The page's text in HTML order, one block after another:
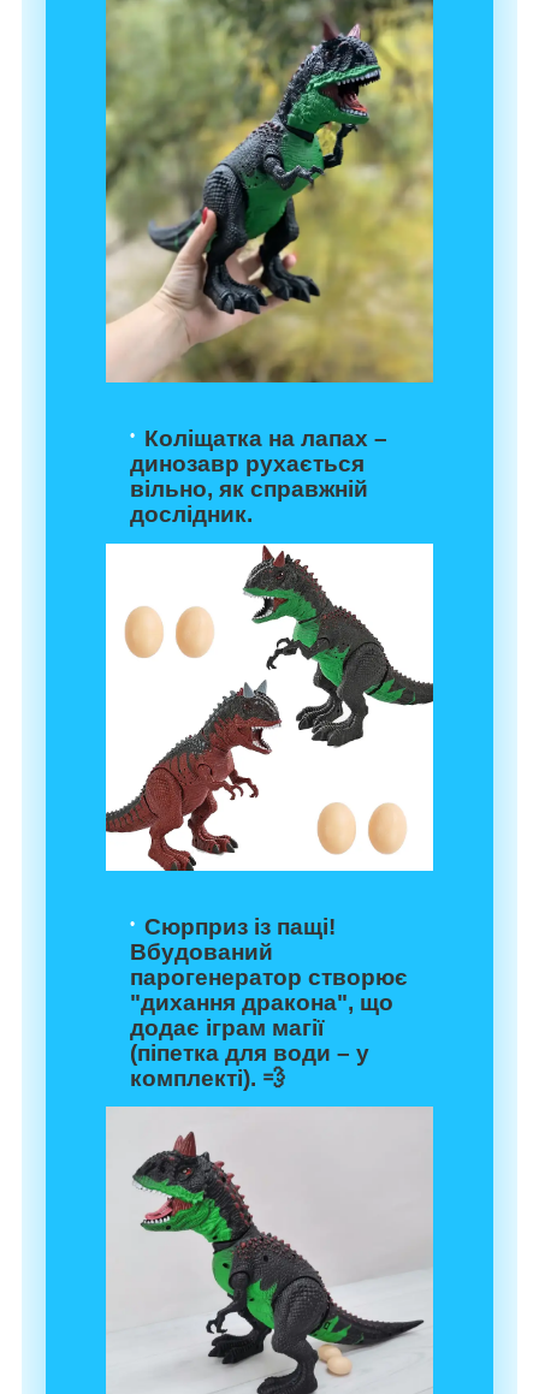
Коліщатка на лапах –
динозавр рухається
вільно, як справжній
дослідник.
Сюрприз із пащі!
Вбудований
парогенератор створює
"дихання дракона", що
додає іграм магії
(піпетка для води – у
комплекті). 💨